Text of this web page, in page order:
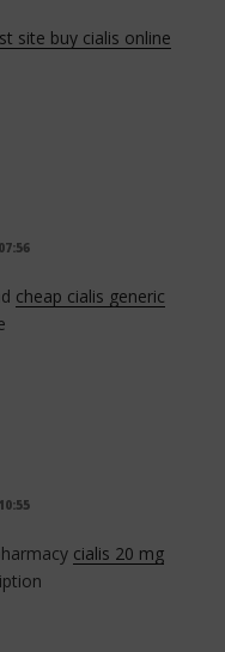
site buy cialis online
cheap cialis generic
cialis 20 mg